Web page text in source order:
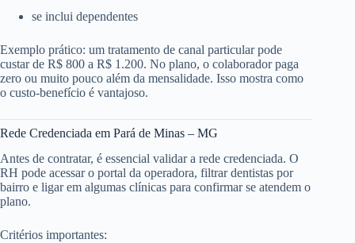
se inclui dependentes
Exemplo prático: um tratamento de canal particular pode
custar de R$ 800 a R$ 1.200. No plano, o colaborador paga
zero ou muito pouco além da mensalidade. Isso mostra como
o custo-benefício é vantajoso.
Rede Credenciada em Pará de Minas – MG
Antes de contratar, é essencial validar a rede credenciada. O
RH pode acessar o portal da operadora, filtrar dentistas por
bairro e ligar em algumas clínicas para confirmar se atendem o
plano.
Critérios importantes: